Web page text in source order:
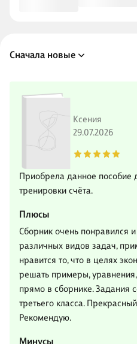
Сначала новые
Ксения
29.07.2026
Приобрела данное пособие
тренировки счёта.
Плюсы
Сборник очень понравился
различных видов задач,
нравится то, что в целях
решать примеры,
прямо в сборнике. Задания
третьего класса.
Рекомендую.
Минусы